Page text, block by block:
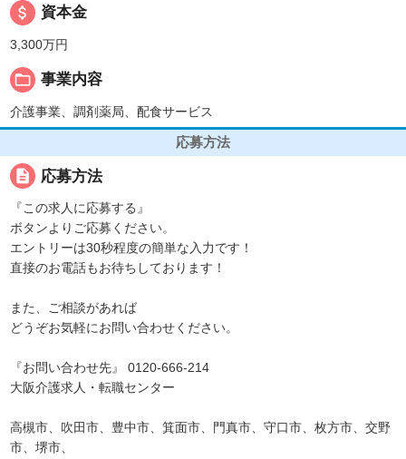
attach_money 資本金
3,300万円
folder_open 事業内容
介護事業、調剤薬局、配食サービス
応募方法
description 応募方法
『この求人に応募する』
ボタンよりご応募ください。
エントリーは30秒程度の簡単な入力です！
直接のお電話もお待ちしております！
また、ご相談があれば
どうぞお気軽にお問い合わせください。
『お問い合わせ先』 0120-666-214
大阪介護求人・転職センター
高槻市、吹田市、豊中市、箕面市、門真市、守口市、枚方市、交野
市、堺市、